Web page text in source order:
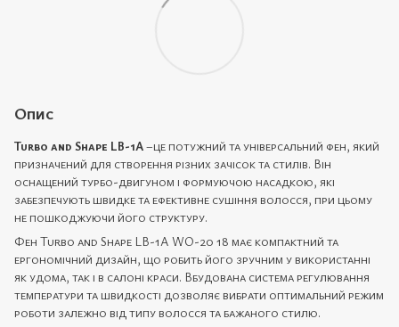
Опис
Turbo and Shape LB-1A–це потужний та універсальний фен, який
призначений для створення різних зачісок та стилів. Він
оснащений турбо-двигуном і формуючою насадкою, які
забезпечують швидке та ефективне сушіння волосся, при цьому
не пошкоджуючи його структуру.
Фен Turbo and Shape LB-1A WO-20 18 має компактний та
ергономічний дизайн, що робить його зручним у використанні
як удома, так і в салоні краси. Вбудована система регулювання
температури та швидкості дозволяє вибрати оптимальний режим
роботи залежно від типу волосся та бажаного стилю.